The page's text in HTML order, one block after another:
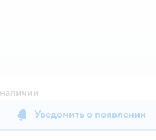
Уведомить о появлении